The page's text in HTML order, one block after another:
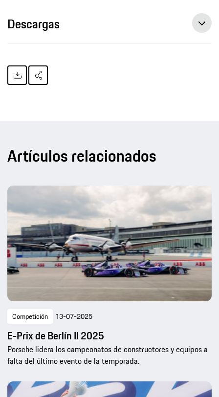
Descargas
Artículos relacionados
Competición 13-07-2025
E-Prix de Berlín II 2025
Porsche lidera los campeonatos de constructores y equipos a
falta del último evento de la temporada.